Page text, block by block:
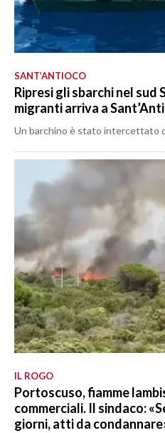
SANT’ANTIOCO
Ripresi gli sbarchi nel sud
migranti arriva a
Un barchino è stato intercettato
IL ROGO
Portoscuso, fiamme
commerciali. Il sindaco:
giorni, atti da